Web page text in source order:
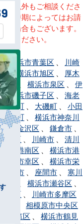
域以外もご相談くださ
・時期によってはお請
い場合もございます。
談ください。
横浜市青葉区
川崎
、 横浜市旭区
厚木
市 横浜市泉区
伊
横浜市磯子区
海老
大井町 大磯町
小田
開成町
横浜市神奈川
浜市金沢区 鎌倉市
崎区
川崎市
清川
浜市港南区
横浜市港
川崎市幸区
横浜市栄
相模原市 座間市
寒川
市 横浜市瀬谷区
津区
川崎市多摩区
市
相模原市中央区
市都筑区
横浜市鶴見